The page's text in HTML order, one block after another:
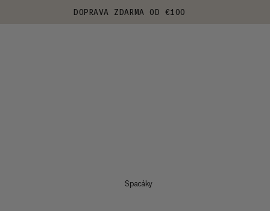
DOPRAVA ZDARMA OD €100
Spacáky